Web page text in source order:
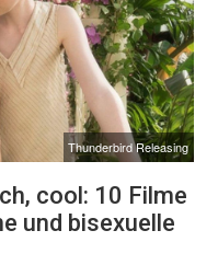
Thunderbird Releasing
cool: 10 Filme
und bisexuelle